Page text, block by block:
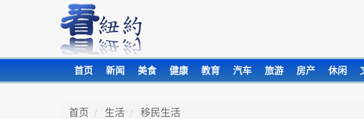
首页 新闻 美食 健康 教育 汽车 旅游 房产 休闲
首页 生活 移民生活